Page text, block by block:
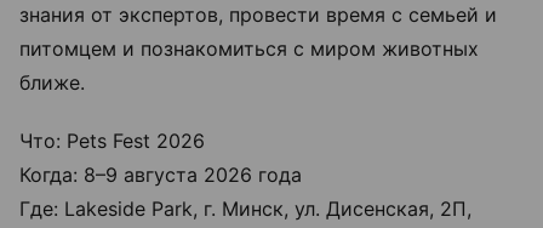
знания от экспертов, провести время с семьей и
питомцем и познакомиться с миром животных
ближе.
Что: Pets Fest 2026
Когда: 8–9 августа 2026 года
Где: Lakeside Park, г. Минск, ул. Дисенская, 2П,